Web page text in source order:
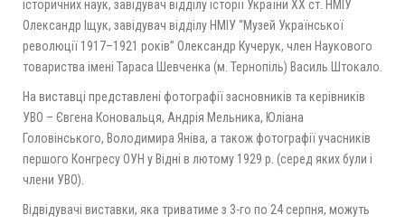
історичних наук, завідувач відділу історії України ХХ ст. НМІУ
Олександр Іщук, завідувач відділу НМІУ “Музей Української
революції 1917–1921 років” Олександр Кучерук, член Наукового
товариства імені Тараса Шевченка (м. Тернопіль) Василь Штокало.
На виставці представлені фотографії засновників та керівників
УВО – Євгена Коновальця, Андрія Мельника, Юліана
Головінського, Володимира Яніва, а також фотографії учасників
першого Конгресу ОУН у Відні в лютому 1929 р. (серед яких були і
члени УВО).
Відвідувачі виставки, яка триватиме з 3-го по 24 серпня, можуть